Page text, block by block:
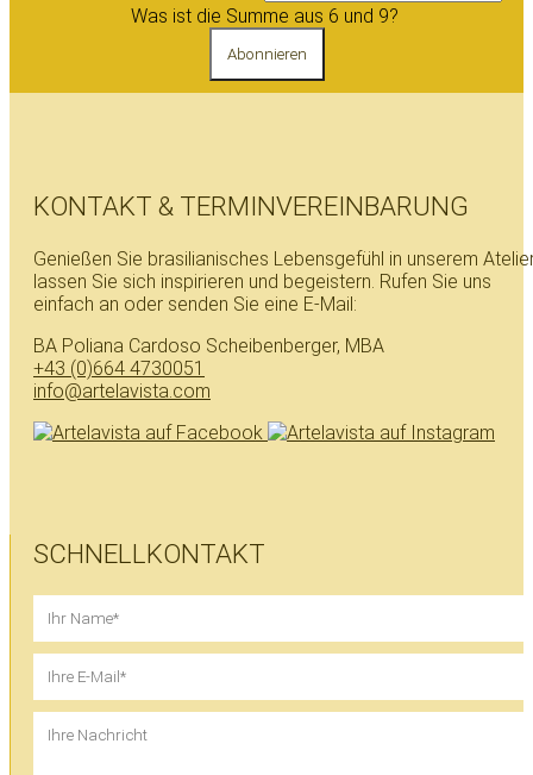
Was ist die Summe aus 6 und 9?
Abonnieren
KONTAKT & TERMINVEREINBARUNG
Genießen Sie brasilianisches Lebensgefühl in unserem
lassen Sie sich inspirieren und begeistern. Rufen Sie uns
einfach an oder senden Sie eine E-Mail:
BA Poliana Cardoso Scheibenberger, MBA
+43 (0)664 4730051
info@artelavista.com
SCHNELLKONTAKT